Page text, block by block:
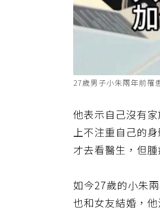
他表示自己沒有
上不注重自己的
才去看醫生，但
如今27歲的小朱